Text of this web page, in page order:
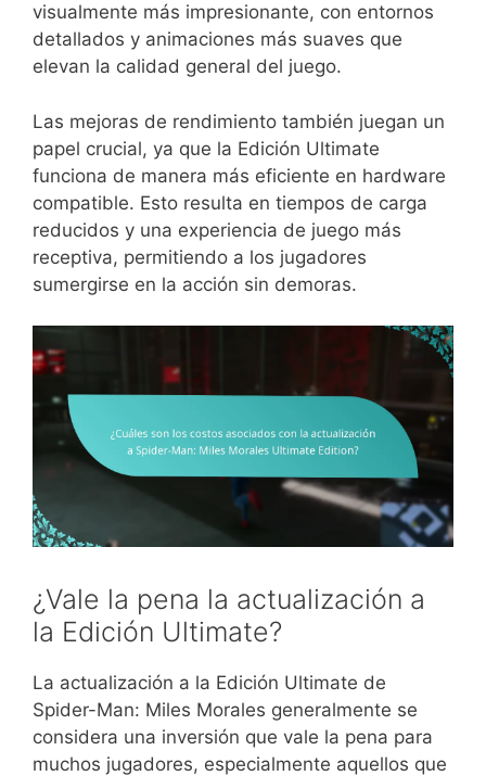
visualmente más impresionante, con entornos
detallados y animaciones más suaves que
elevan la calidad general del juego.
Las mejoras de rendimiento también juegan un
papel crucial, ya que la Edición Ultimate
funciona de manera más eficiente en hardware
compatible. Esto resulta en tiempos de carga
reducidos y una experiencia de juego más
receptiva, permitiendo a los jugadores
sumergirse en la acción sin demoras.
¿Vale la pena la actualización a
la Edición Ultimate?
La actualización a la Edición Ultimate de
Spider-Man: Miles Morales generalmente se
considera una inversión que vale la pena para
muchos jugadores, especialmente aquellos que